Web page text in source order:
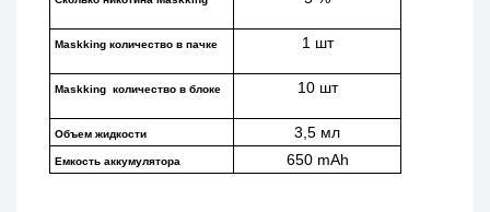
Maskking количество в пачке 1 шт
Maskking  количество в блоке 10 шт
Объем жидкости 3,5 мл
Емкость аккумулятора 650 mAh